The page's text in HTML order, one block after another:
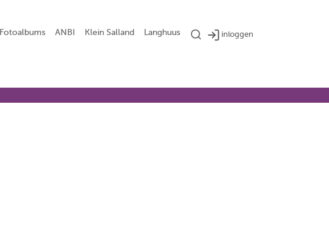
Fotoalbums ANBI Klein Salland Langhuus inloggen